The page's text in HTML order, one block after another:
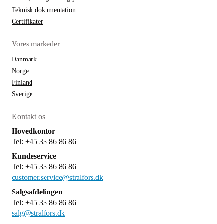
Teknisk dokumentation
Certifikater
Vores markeder
Danmark
Norge
Finland
Sverige
Kontakt os
Hovedkontor
Tel: +45 33 86 86 86
Kundeservice
Tel: +45 33 86 86 86
customer.service@stralfors.dk
Salgsafdelingen
Tel: +45 33 86 86 86
salg@stralfors.dk